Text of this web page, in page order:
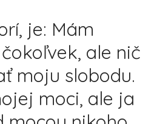
je: Mám
ale nič
moju slobodu.
moci, ale ja